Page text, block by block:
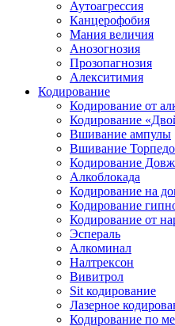
Аутоагрессия
Канцерофобия
Мания величия
Анозогнозия
Прозопагнозия
Алекситимия
Кодирование
Кодирование от
Кодирование
Вшивание ампулы
Вшивание Торпедо
Кодирование
Алкоблокада
Кодирование на
Кодирование
Кодирование от
Эспераль
Алкоминал
Налтрексон
Вивитрол
Sit кодирование
Лазерное
Кодирование по